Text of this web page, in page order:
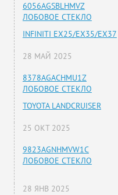
6056AGSBLHMVZ
ЛОБОВОЕ СТЕКЛО
INFINITI EX25/EX35/EX37
28 МАЙ 2025
8378AGACHMU1Z
ЛОБОВОЕ СТЕКЛО
TOYOTA LANDCRUISER
25 ОКТ 2025
9823AGNHMVW1C
ЛОБОВОЕ СТЕКЛО
28 ЯНВ 2025